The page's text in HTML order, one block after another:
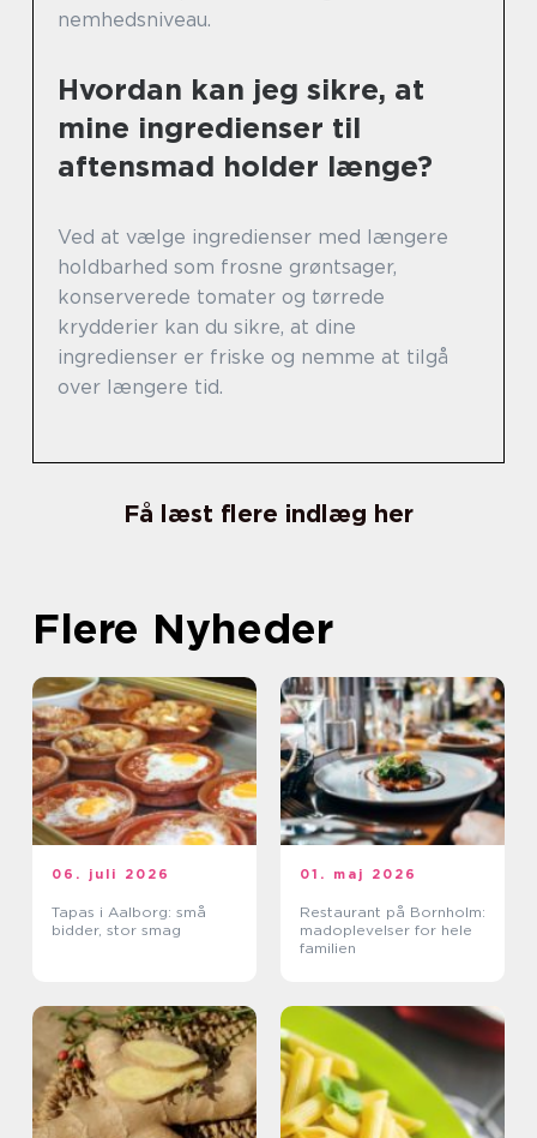
nemhedsniveau.
Hvordan kan jeg sikre, at
mine ingredienser til
aftensmad holder længe?
Ved at vælge ingredienser med længere
holdbarhed som frosne grøntsager,
konserverede tomater og tørrede
krydderier kan du sikre, at dine
ingredienser er friske og nemme at tilgå
over længere tid.
Få læst flere indlæg her
Flere Nyheder
06. juli 2026
Tapas i Aalborg: små
bidder, stor smag
01. maj 2026
Restaurant på Bornholm:
madoplevelser for hele
familien